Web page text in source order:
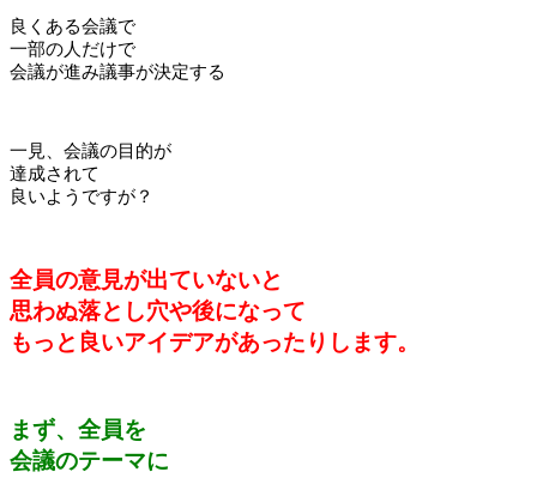
良くある会議で
一部の人だけで
会議が進み議事が決定する
一見、会議の目的が
達成されて
良いようですが？
全員の意見が出ていないと
思わぬ落とし穴や後になって
もっと良いアイデアがあったりします。
まず、全員を
会議のテーマに